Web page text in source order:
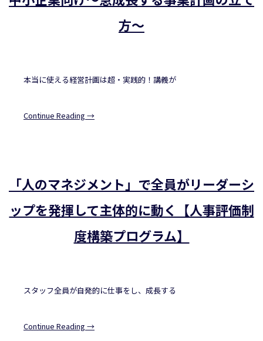
方～
本当に使える経営計画は超・実践的！講義が
Continue Reading →
「人のマネジメント」で全員がリーダーシ
ップを発揮して主体的に動く【人事評価制
度構築プログラム】
スタッフ全員が自発的に仕事をし、成長する
Continue Reading →